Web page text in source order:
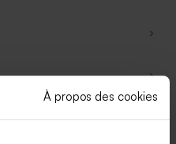
À propos des cookies